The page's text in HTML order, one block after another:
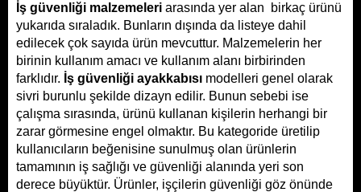
İş güvenliği malzemeleri arasında yer alan  birkaç ürünü
yukarıda sıraladık. Bunların dışında da listeye dahil
edilecek çok sayıda ürün mevcuttur. Malzemelerin her
birinin kullanım amacı ve kullanım alanı birbirinden
farklıdır. İş güvenliği ayakkabısı modelleri genel olarak
sivri burunlu şekilde dizayn edilir. Bunun sebebi ise
çalışma sırasında, ürünü kullanan kişilerin herhangi bir
zarar görmesine engel olmaktır. Bu kategoride üretilip
kullanıcıların beğenisine sunulmuş olan ürünlerin
tamamının iş sağlığı ve güvenliği alanında yeri son
derece büyüktür. Ürünler, işçilerin güvenliği göz önünde